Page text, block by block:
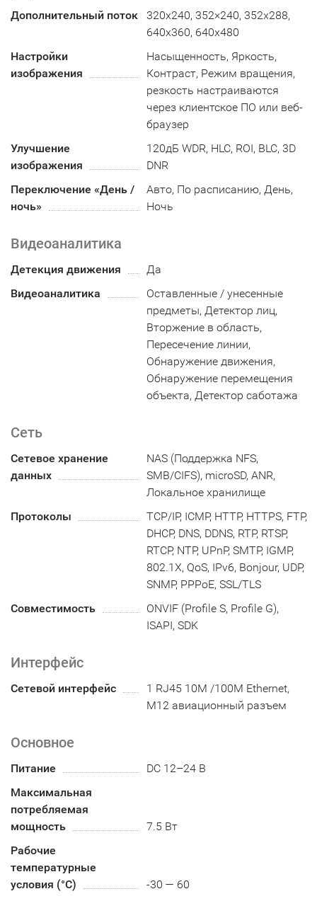
Дополнительный поток
320x240, 352×240, 352х288,
640x360, 640x480
Настройки
изображения
Насыщенность, Яркость,
Контраст, Режим вращения,
резкость настраиваются
через клиентское ПО или веб-
браузер
Улучшение
изображения
120дБ WDR, HLC, ROI, BLC, 3D
DNR
Переключение «День /
ночь»
Авто, По расписанию, День,
Ночь
Видеоаналитика
Детекция движения
Да
Видеоаналитика
Оставленные / унесенные
предметы, Детектор лиц,
Вторжение в область,
Пересечение линии,
Обнаружение движения,
Обнаружение перемещения
объекта, Детектор саботажа
Сеть
Сетевое хранение
данных
NAS (Поддержка NFS,
SMB/CIFS), microSD, ANR,
Локальное хранилище
Протоколы
TCP/IP, ICMP, HTTP, HTTPS, FTP,
DHCP, DNS, DDNS, RTP, RTSP,
RTCP, NTP, UPnP, SMTP, IGMP,
802.1X, QoS, IPv6, Bonjour, UDP,
SNMP, PPPoE, SSL/TLS
Совместимость
ONVIF (Profile S, Profile G),
ISAPI, SDK
Интерфейс
Сетевой интерфейс
1 RJ45 10M /100M Ethernet,
M12 авиационный разъем
Основное
Питание
DC 12–24 В
Максимальная
потребляемая
мощность
7.5 Вт
Рабочие
температурные
условия (°С)
-30 — 60